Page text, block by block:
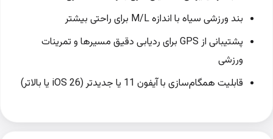
بند ورزشی سیاه با اندازه M/L برای راحتی بیشتر
پشتیبانی از GPS برای ردیابی دقیق مسیرها و تمرینات
ورزشی
قابلیت همگام‌سازی با آیفون 11 یا جدیدتر (iOS 26 یا بالاتر)